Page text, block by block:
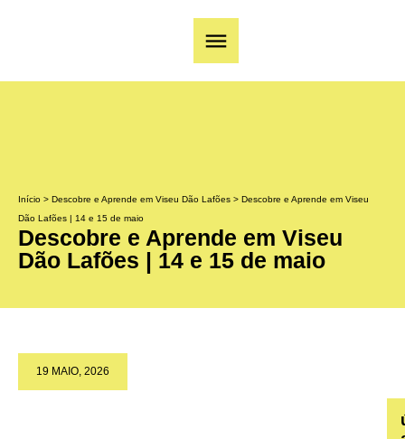
Início > Descobre e Aprende em Viseu Dão Lafões > Descobre e Aprende em Viseu
Dão Lafões | 14 e 15 de maio
Descobre e Aprende em Viseu
Dão Lafões | 14 e 15 de maio
19 MAIO, 2026